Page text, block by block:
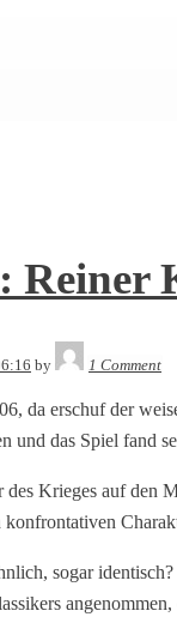
Reiner
by
1 Comment
da erschuf der
und das Spiel fand
Krieges auf den
sogar identisch?